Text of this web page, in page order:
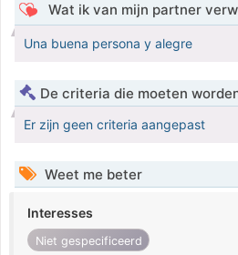
Wat ik van mijn partner
Una buena persona y alegre
De criteria die moeten
Er zijn geen criteria aangepast
Weet me beter
Interesses
Niet gespecificeerd